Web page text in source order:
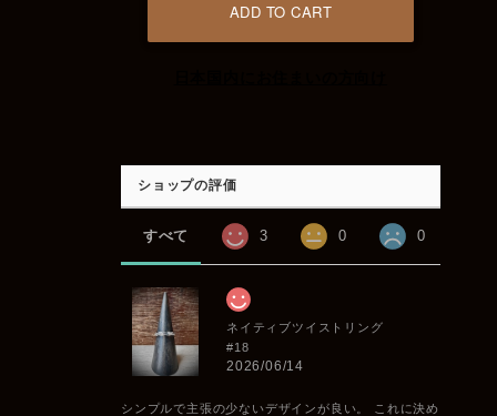
ADD TO CART
ショップの評価
すべて 3 0 0
ネイティブツイストリング
#18
2026/06/14
シンプルで主張の少ないデザインが良い。 これに決め